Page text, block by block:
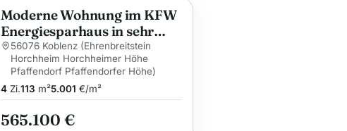
Anzeige
Moderne Wohnung im KFW
Energiesparhaus in sehr
ruhiger Lage im Grünen
56076 Koblenz (Ehrenbreitstein
Horchheim Horchheimer Höhe
Pfaffendorf Pfaffendorfer Höhe)
4Zi.113 m²5.001 €/m²
565.100 €